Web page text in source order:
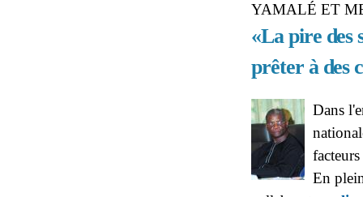
YAMALÉ ET
«La pire des
prêter à des
Dans
En